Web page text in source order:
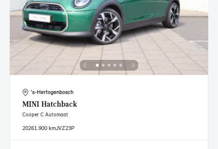
's-Hertogenbosch
MINI Hatchback
Cooper C Automaat
20261.900 kmJVZ23P